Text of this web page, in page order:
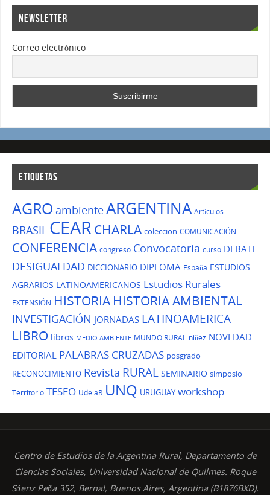
NEWSLETTER
Correo electrónico
ETIQUETAS
AGRO ambienteARGENTINA Artículos
BRASIL CEARCHARLA coleccion COMUNICACIÓN
CONFERENCIA congreso Convocatoria curso DEBATE
DESIGUALDAD DICCIONARIO DIPLOMA España ESTUDIOS
AGRARIOS LATINOAMERICANOS Estudios Rurales
EXTENSIÓN HISTORIA HISTORIA AMBIENTAL
INVESTIGACIÓN JORNADAS LATINOAMERICA
LIBRO libros MEDIO AMBIENTE MUNDO RURAL niñez NOVEDAD
EDITORIAL PALABRAS CRUZADAS posgrado
RECONOCIMIENTO Revista RURAL SEMINARIO simposio
Territorio TESEO UdelaR UNQ URUGUAY workshop
Centro de Estudios de la Argentina Rural, Departamento de
Ciencias Sociales, Universidad Nacional de Quilmes. Roque
Sáenz Peña 352, Bernal, Buenos Aires, Argentina (B1876BXD).